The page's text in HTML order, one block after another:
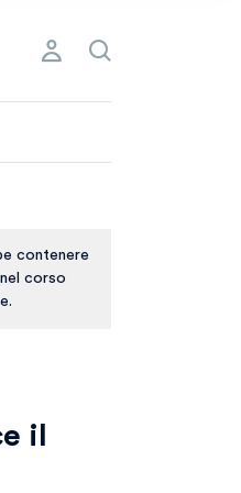
contenere
corso
il